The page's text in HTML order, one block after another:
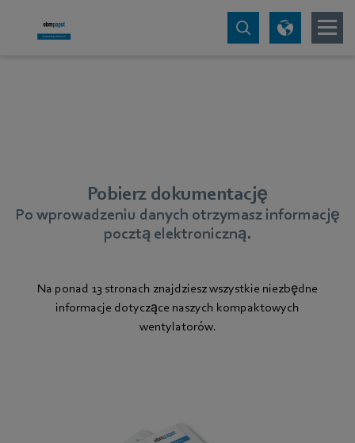
Pobierz dokumentację
Po wprowadzeniu danych otrzymasz informację
pocztą elektroniczną.
Na ponad 13 stronach znajdziesz wszystkie niezbędne
informacje dotyczące naszych kompaktowych
wentylatorów.